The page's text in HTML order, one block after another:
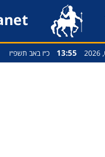
13:55 כ״ו באב תשפ״ו